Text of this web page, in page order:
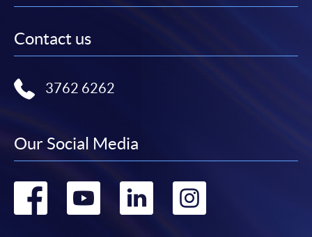
申請人不應閒置申請超過10分鐘。否則，申請人
在網上報名過程中，由於提交課程申請和付款在系
快與 閣下聯絡。
申請人應注意，不論親身或網上報讀，相同的課
程/科目只可提交一次申請。
在網上報名過程中，付款成功後，網頁將顯示付款
Contact us
3762 6262
Our Social Media
Go
Go
Go